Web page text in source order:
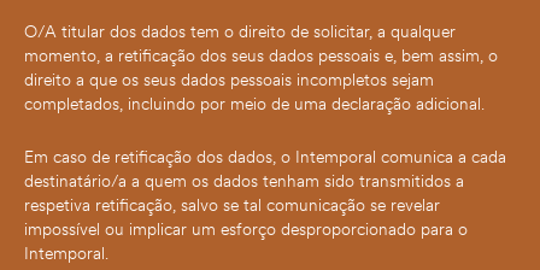
O/A titular dos dados tem o direito de solicitar, a qualquer
momento, a retificação dos seus dados pessoais e, bem assim, o
direito a que os seus dados pessoais incompletos sejam
completados, incluindo por meio de uma declaração adicional.
Em caso de retificação dos dados, o Intemporal comunica a cada
destinatário/a a quem os dados tenham sido transmitidos a
respetiva retificação, salvo se tal comunicação se revelar
impossível ou implicar um esforço desproporcionado para o
Intemporal.